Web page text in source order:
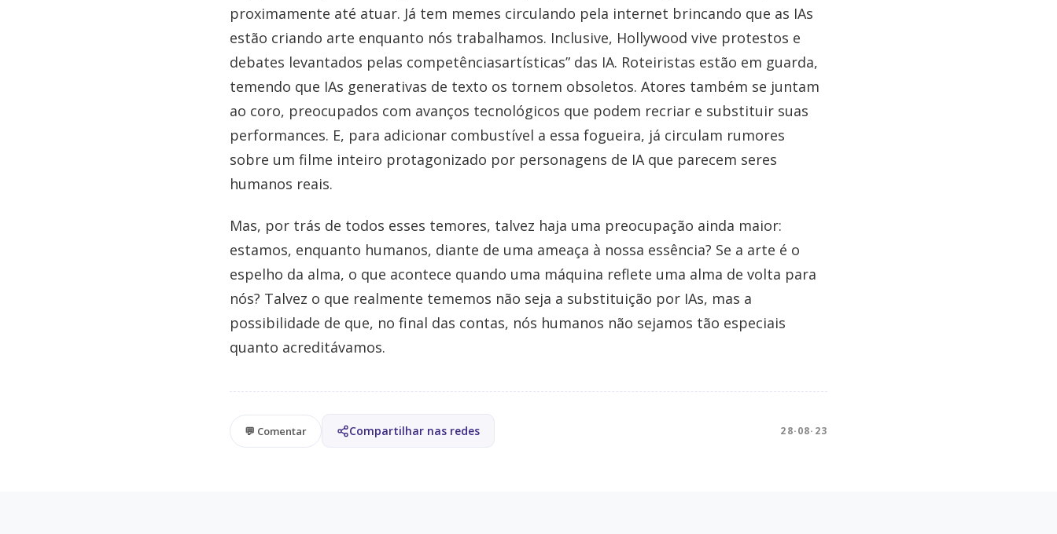
proximamente até atuar. Já tem memes circulando pela internet brincando que as IAs
estão criando arte enquanto nós trabalhamos. Inclusive, Hollywood vive protestos e
debates levantados pelas competênciasartísticas” das IA. Roteiristas estão em guarda,
temendo que IAs generativas de texto os tornem obsoletos. Atores também se juntam
ao coro, preocupados com avanços tecnológicos que podem recriar e substituir suas
performances. E, para adicionar combustível a essa fogueira, já circulam rumores
sobre um filme inteiro protagonizado por personagens de IA que parecem seres
humanos reais.
Mas, por trás de todos esses temores, talvez haja uma preocupação ainda maior:
estamos, enquanto humanos, diante de uma ameaça à nossa essência? Se a arte é o
espelho da alma, o que acontece quando uma máquina reflete uma alma de volta para
nós? Talvez o que realmente tememos não seja a substituição por IAs, mas a
possibilidade de que, no final das contas, nós humanos não sejamos tão especiais
quanto acreditávamos.
💬 Comentar Compartilhar nas redes 28·08·23